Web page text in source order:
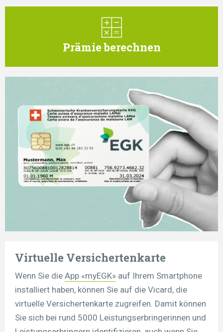
Prämie berechnen
Virtuelle Versichertenkarte
Wenn Sie die App «myEGK» auf Ihrem Smartphone
installiert haben, können Sie auf die Vicard, die
virtuelle Versichertenkarte zugreifen. Damit können
Sie sich bei rund 5000 Leistungserbringerinnen und